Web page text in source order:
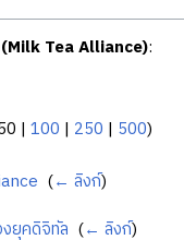
Tea Alliance):
| 100 | 250 | 500)
(← ลิงก์)
ยุคดิจิทัล (← ลิงก์)